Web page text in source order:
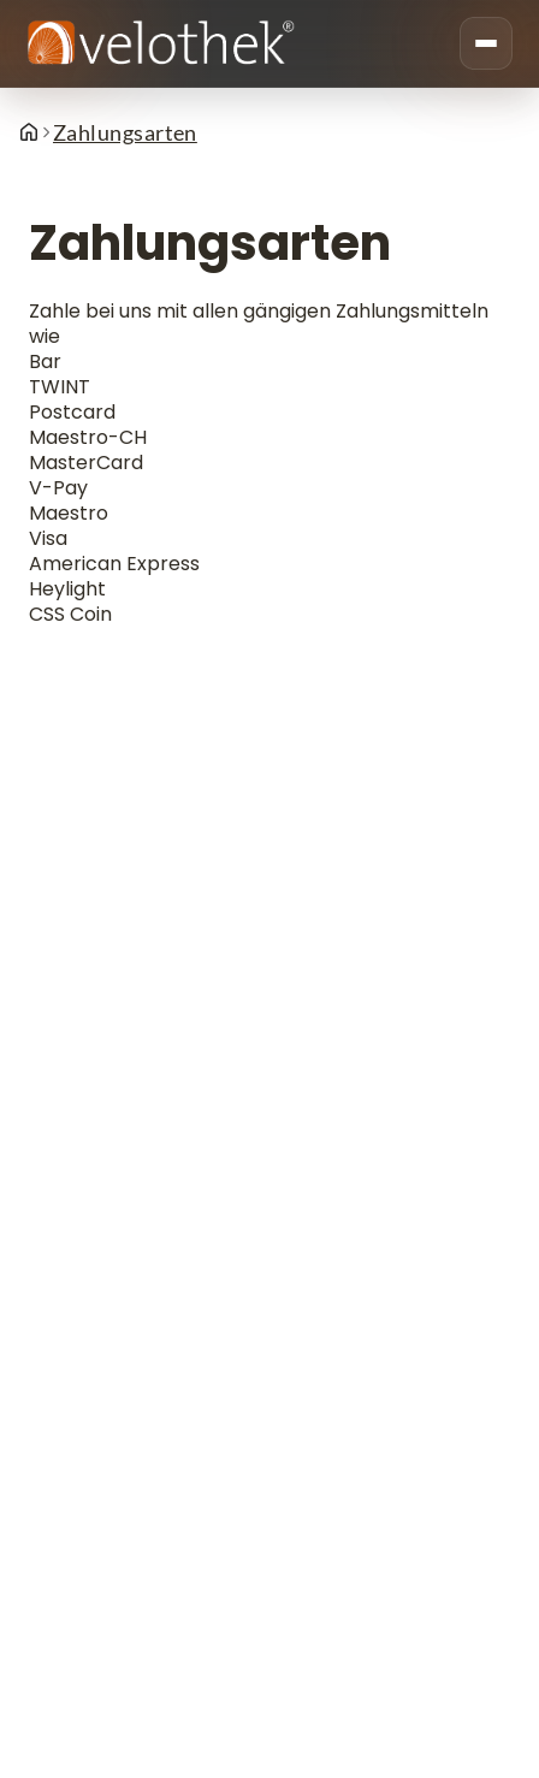
Zahlungsarten
Zahlungsarten
Zahle bei uns mit allen gängigen Zahlungsmitteln
wie
Bar
TWINT
Postcard
Maestro-CH
MasterCard
V-Pay
Maestro
Visa
American Express
Heylight
CSS Coin